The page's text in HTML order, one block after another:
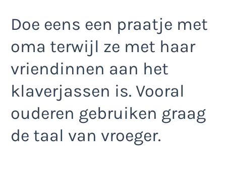
Doe eens een praatje met
oma terwijl ze met haar
vriendinnen aan het
klaverjassen is. Vooral
ouderen gebruiken graag
de taal van vroeger.